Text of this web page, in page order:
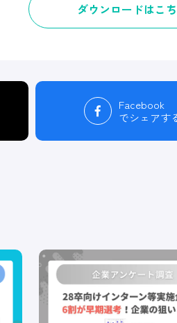
ダウンロードはこ
Facebook
でシェアす